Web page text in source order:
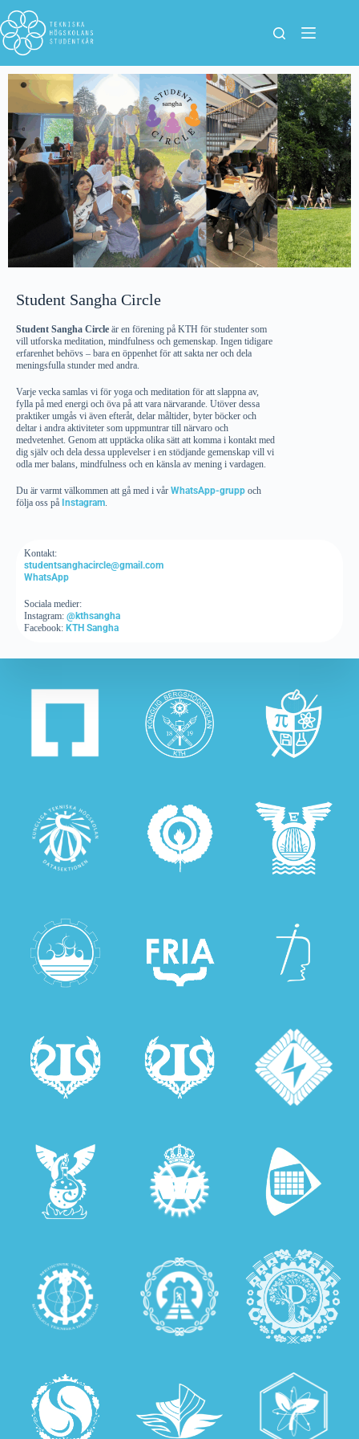
Student Sangha Circle
Student Sangha Circle är en förening på KTH för studenter som
vill utforska meditation, mindfulness och gemenskap. Ingen tidigare
erfarenhet behövs – bara en öppenhet för att sakta ner och dela
meningsfulla stunder med andra.
Varje vecka samlas vi för yoga och meditation för att slappna av,
fylla på med energi och öva på att vara närvarande. Utöver dessa
praktiker umgås vi även efteråt, delar måltider, byter böcker och
deltar i andra aktiviteter som uppmuntrar till närvaro och
medvetenhet. Genom att upptäcka olika sätt att komma i kontakt med
dig själv och dela dessa upplevelser i en stödjande gemenskap vill vi
odla mer balans, mindfulness och en känsla av mening i vardagen.
Du är varmt välkommen att gå med i vår WhatsApp-grupp och
följa oss på Instagram
Kontakt:
studentsanghacircle@gmail.com
WhatsApp
Sociala medier:
Instagram: @kthsangha
Facebook: KTH Sangha